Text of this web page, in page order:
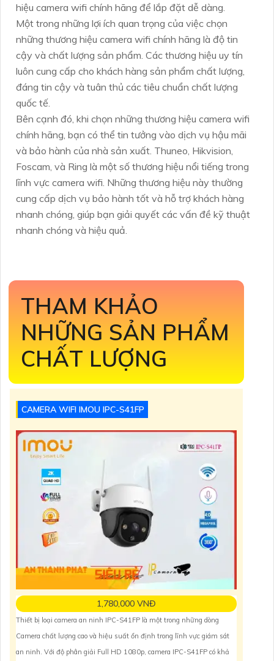
hiệu camera wifi chính hãng để lắp đặt dễ dàng.
Một trong những lợi ích quan trọng của việc chọn
những thương hiệu camera wifi chính hãng là độ tin
cậy và chất lượng sản phẩm. Các thương hiệu uy tín
luôn cung cấp cho khách hàng sản phẩm chất lượng,
đáng tin cậy và tuân thủ các tiêu chuẩn chất lượng
quốc tế.
Bên cạnh đó, khi chọn những thương hiệu camera wifi
chính hãng, bạn có thể tin tưởng vào dịch vụ hậu mãi
và bảo hành của nhà sản xuất. Thuneo, Hikvision,
Foscam, và Ring là một số thương hiệu nổi tiếng trong
lĩnh vực camera wifi. Những thương hiệu này thường
cung cấp dịch vụ bảo hành tốt và hỗ trợ khách hàng
nhanh chóng, giúp bạn giải quyết các vấn đề kỹ thuật
nhanh chóng và hiệu quả.
THAM KHẢO
NHỮNG SẢN PHẨM
CHẤT LƯỢNG
CAMERA WIFI IMOU IPC-S41FP
1,780,000 VNĐ
Thiết bị loại camera an ninh IPC-S41FP là một trong những dòng
Camera chất lượng cao và hiệu suất ổn định trong lĩnh vực giám sát
an ninh. Với độ phân giải Full HD 1080p, camera IPC-S41FP có khả